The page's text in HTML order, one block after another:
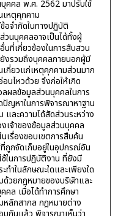
คคล พ.ศ. 2562 มาปรับใช้
เหตุคุกคาม
จำกัดในทางปฏิบัติ
วนบุคคลอาจเป็นได้ทั้งผู้
ที่เกี่ยวข้องในการสืบสวน
งรวมถึงบุคคลภายนอกผู้มี
กี่ยวแก่เหตุคุกคามส่วนมาก
นไหวด้วย จึงก่อให้เกิด
ลผลข้อมูลส่วนบุคคลในการ
ญหาในการพิจารณาหาฐาน
ละความได้สัดส่วนระหว่าง
เจ้าของข้อมูลส่วนบุคคล
เรื่องขอบเขตการสืบค้น
ถูกจัดเก็บอยู่ในอุปกรณ์อัน
ในการปฏิบัติงาน ที่ยังมี
ทำในลักษณะใดและเพียงใด
ด้วยกฎหมายของบริษัทและ
ล เมื่อได้ทำการศึกษา
หลักสากล กฎหมายต่าง